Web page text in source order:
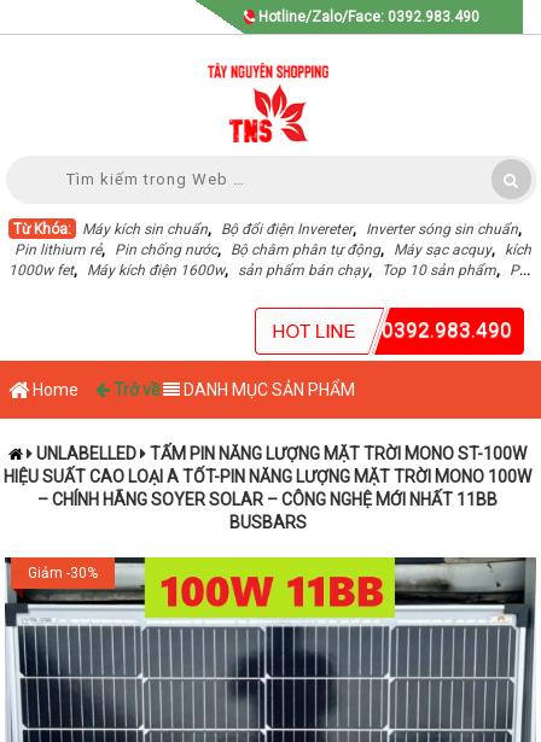
Hotline/Zalo/Face: 0392.983.490
Từ Khóa: Máy kích sin chuẩn, Bộ đổi điện Invereter, Inverter sóng sin chuẩn,
Pin lithium rẻ, Pin chống nước, Bộ châm phân tự động, Máy sạc acquy,
kích
1000w fet, Máy kích điện 1600w, sản phẩm bán chạy, Top 10 sản phẩm,
Pin
0392.983.490
Home Trở về DANH MỤC SẢN PHẨM
UNLABELLED
TẤM PIN NĂNG LƯỢNG MẶT TRỜI MONO ST-100W
HIỆU SUẤT CAO LOẠI A TỐT-PIN NĂNG LƯỢNG MẶT TRỜI MONO 100W
– CHÍNH HÃNG SOYER SOLAR – CÔNG NGHỆ MỚI NHẤT 11BB
BUSBARS
Giảm -30%